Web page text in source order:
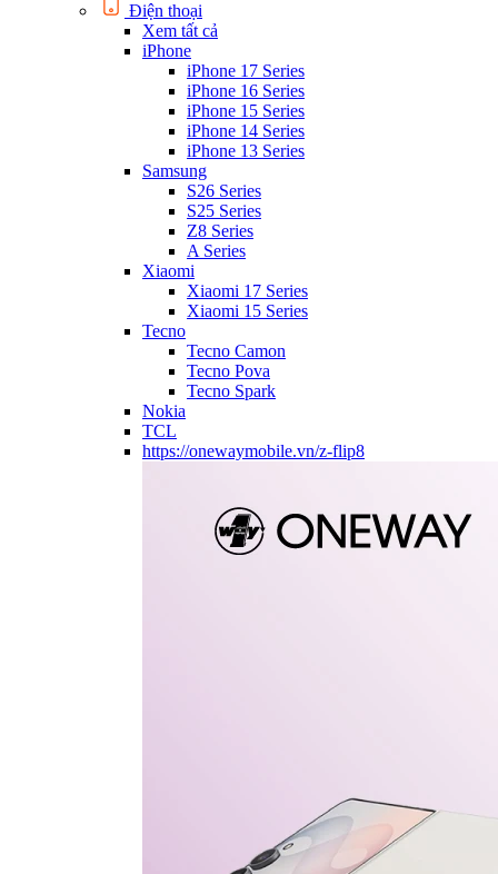
Điện thoại
Xem tất cả
iPhone
iPhone 17 Series
iPhone 16 Series
iPhone 15 Series
iPhone 14 Series
iPhone 13 Series
Samsung
S26 Series
S25 Series
Z8 Series
A Series
Xiaomi
Xiaomi 17 Series
Xiaomi 15 Series
Tecno
Tecno Camon
Tecno Pova
Tecno Spark
Nokia
TCL
https://onewaymobile.vn/z-flip8